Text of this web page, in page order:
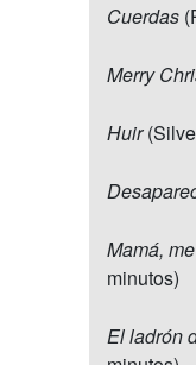
Cuerdas
Merry
Huir
Mamá,
minutos)
El ladrón